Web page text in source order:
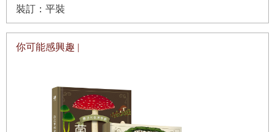
裝訂：平裝
你可能感興趣 |